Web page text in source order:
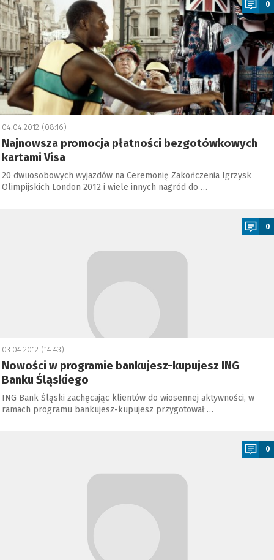
0
04.04.2012 (08:16)
Najnowsza promocja płatności bezgotówkowych
kartami Visa
20 dwuosobowych wyjazdów na Ceremonię Zakończenia Igrzysk
Olimpijskich London 2012 i wiele innych nagród do …
0
03.04.2012 (14:43)
Nowości w programie bankujesz-kupujesz ING
Banku Śląskiego
ING Bank Śląski zachęcając klientów do wiosennej aktywności, w
ramach programu bankujesz-kupujesz przygotował …
0